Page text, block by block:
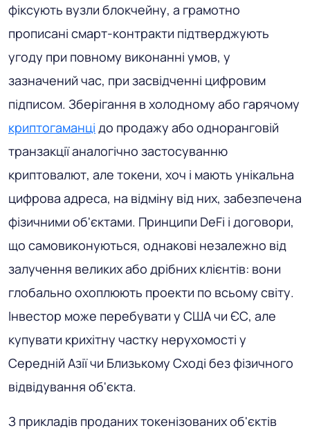
фіксують вузли блокчейну, а грамотно
прописані смарт-контракти підтверджують
угоду при повному виконанні умов, у
зазначений час, при засвідченні цифровим
підписом. Зберігання в холодному або гарячому
криптогаманці до продажу або одноранговій
транзакції аналогічно застосуванню
криптовалют, але токени, хоч і мають унікальна
цифрова адреса, на відміну від них, забезпечена
фізичними об'єктами. Принципи DeFi і договори,
що самовиконуються, однакові незалежно від
залучення великих або дрібних клієнтів: вони
глобально охоплюють проекти по всьому світу.
Інвестор може перебувати у США чи ЄС, але
купувати крихітну частку нерухомості у
Середній Азії чи Близькому Сході без фізичного
відвідування об'єкта.
З прикладів проданих токенізованих об'єктів